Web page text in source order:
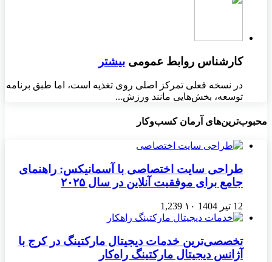
کارشناس روابط عمومی بیشتر
در نسخه فعلی تمرکز اصلی روی تغذیه است، اما طبق برنامه
توسعه، بخش‌هایی مانند ورزش...
محبوب‌ترین‌های آرمان کسب‌وکار
طراحی سایت اختصاصی با آسمانیکس: راهنمای
جامع برای موفقیت آنلاین در سال ۲۰۲۵
12 تیر 1404 ۱۰ 1,239
تخصصی‌ترین خدمات دیجیتال مارکتینگ در کرج با
آژانس دیجیتال مارکتینگ راه‌کار